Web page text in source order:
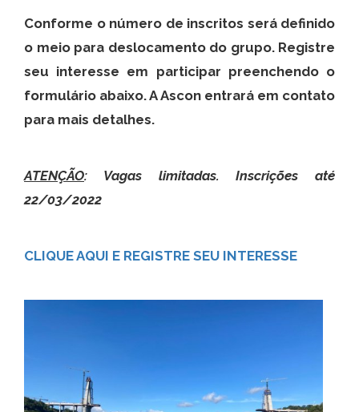
Conforme o número de inscritos será definido
o meio para deslocamento do grupo. Registre
seu interesse em participar preenchendo o
formulário abaixo. A Ascon entrará em contato
para mais detalhes.
ATENÇÃO: Vagas limitadas. Inscrições até
22/03/2022
CLIQUE AQUI E REGISTRE SEU INTERESSE